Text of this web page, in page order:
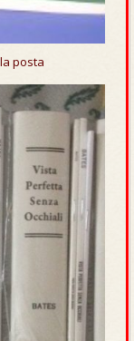
posta